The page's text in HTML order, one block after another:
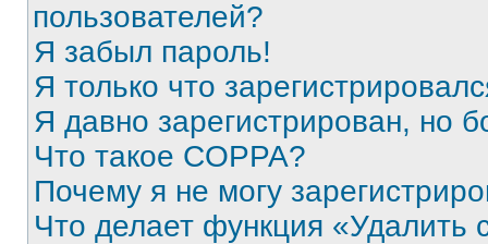
пользователей?
Я забыл пароль!
Я только что
Я давно зарегистрирован, но
Что такое COPPA?
Почему я не могу
Что делает функция «Удалить